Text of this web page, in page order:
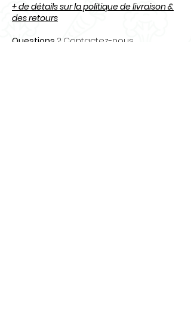
(supplément de vitamine E,
mononitrate de thiamine,
riboflavine, chlorhydrate de
+ de détails sur la politique de livraison &
des retours
Questions ? Contactez-nous